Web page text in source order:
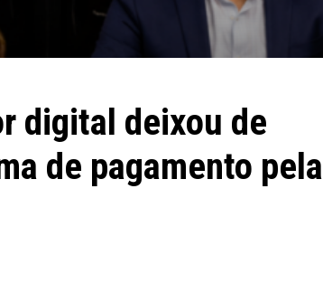
digital deixou de
de pagamento pela